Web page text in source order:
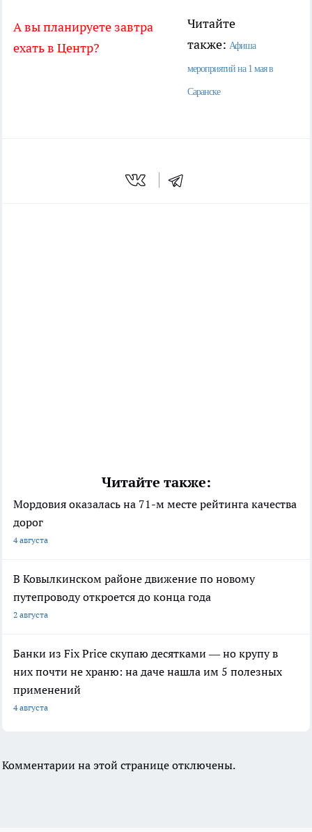
А вы планируете завтра
ехать в Центр?
Читайте
также: Афиша
мероприятий на 1 мая в
Саранске
Читайте также:
Мордовия оказалась на 71-м месте рейтинга качества
дорог
4 августа
В Ковылкинском районе движение по новому
путепроводу откроется до конца года
2 августа
Банки из Fix Price скупаю десятками — но крупу в
них почти не храню: на даче нашла им 5 полезных
применений
4 августа
Комментарии на этой странице отключены.